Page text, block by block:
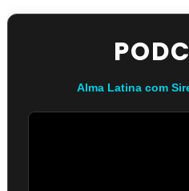
Alma Latina com